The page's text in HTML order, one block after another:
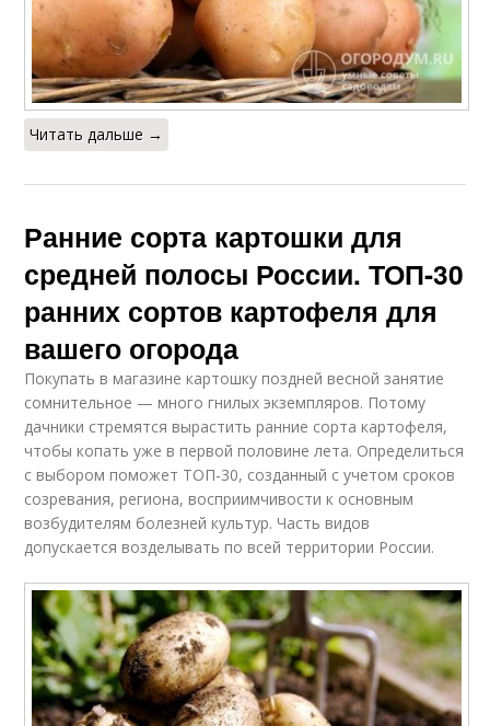
Читать дальше →
Ранние сорта картошки для
средней полосы России. ТОП-30
ранних сортов картофеля для
вашего огорода
Покупать в магазине картошку поздней весной занятие
сомнительное — много гнилых экземпляров. Потому
дачники стремятся вырастить ранние сорта картофеля,
чтобы копать уже в первой половине лета. Определиться
с выбором поможет ТОП-30, созданный с учетом сроков
созревания, региона, восприимчивости к основным
возбудителям болезней культур. Часть видов
допускается возделывать по всей территории России.